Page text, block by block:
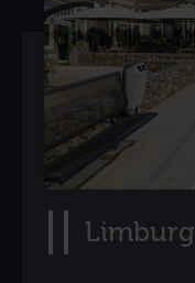
Limburg